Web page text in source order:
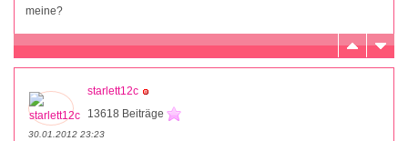
meine?
starlett12c
13618 Beiträge
30.01.2012 23:23